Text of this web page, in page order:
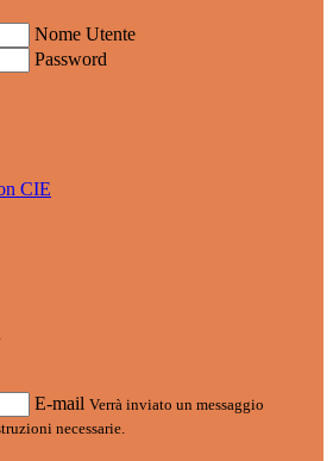
Nome Utente
Password
CIE
E-mail Verrà inviato un messaggio
necessarie.